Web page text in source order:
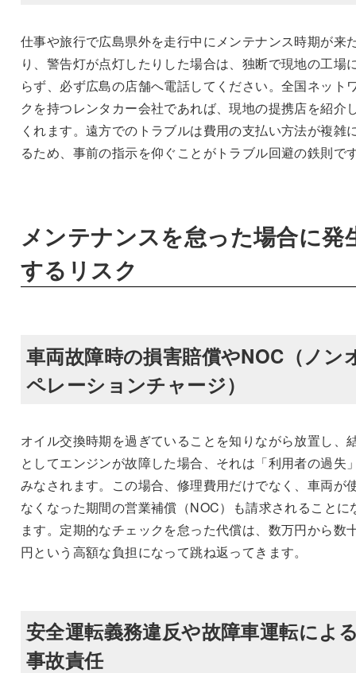
仕事や旅行で広島県外を走行中にメンテナンス時期が来
り、警告灯が点灯したりした場合は、独断で現地の工場
らず、必ず広島の店舗へ電話してください。全国ネット
クを持つレンタカー会社であれば、現地の提携店を紹介
くれます。遠方でのトラブルは費用の支払い方法が複雑
るため、事前の指示を仰ぐことがトラブル回避の鉄則で
メンテナンスを怠った場合に発
するリスク
車両故障時の損害賠償やNOC（ノン
ペレーションチャージ）
オイル交換時期を過ぎていることを知りながら放置し、
としてエンジンが故障した場合、それは「利用者の過失
みなされます。この場合、修理費用だけでなく、車両が
なくなった期間の営業補償（NOC）も請求されることに
ます。定期的なチェックを怠った代償は、数万円から数
円という高額な負担になって跳ね返ってきます。
安全運転義務違反や故障車運転によ
事故責任